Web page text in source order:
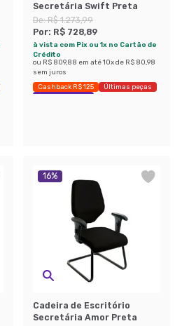
Secretária Swift Preta
De:R$ 1.273,99
Por: R$ 728,89
à vista com Pix ou 1x no Cartão de
Crédito
ou R$ 809,88 em até10x de R$ 80,98
sem juros
Cashback R$ 125
Últimas peças
Economize 42%
16%
Cadeira de Escritório
Secretária Amor Preta